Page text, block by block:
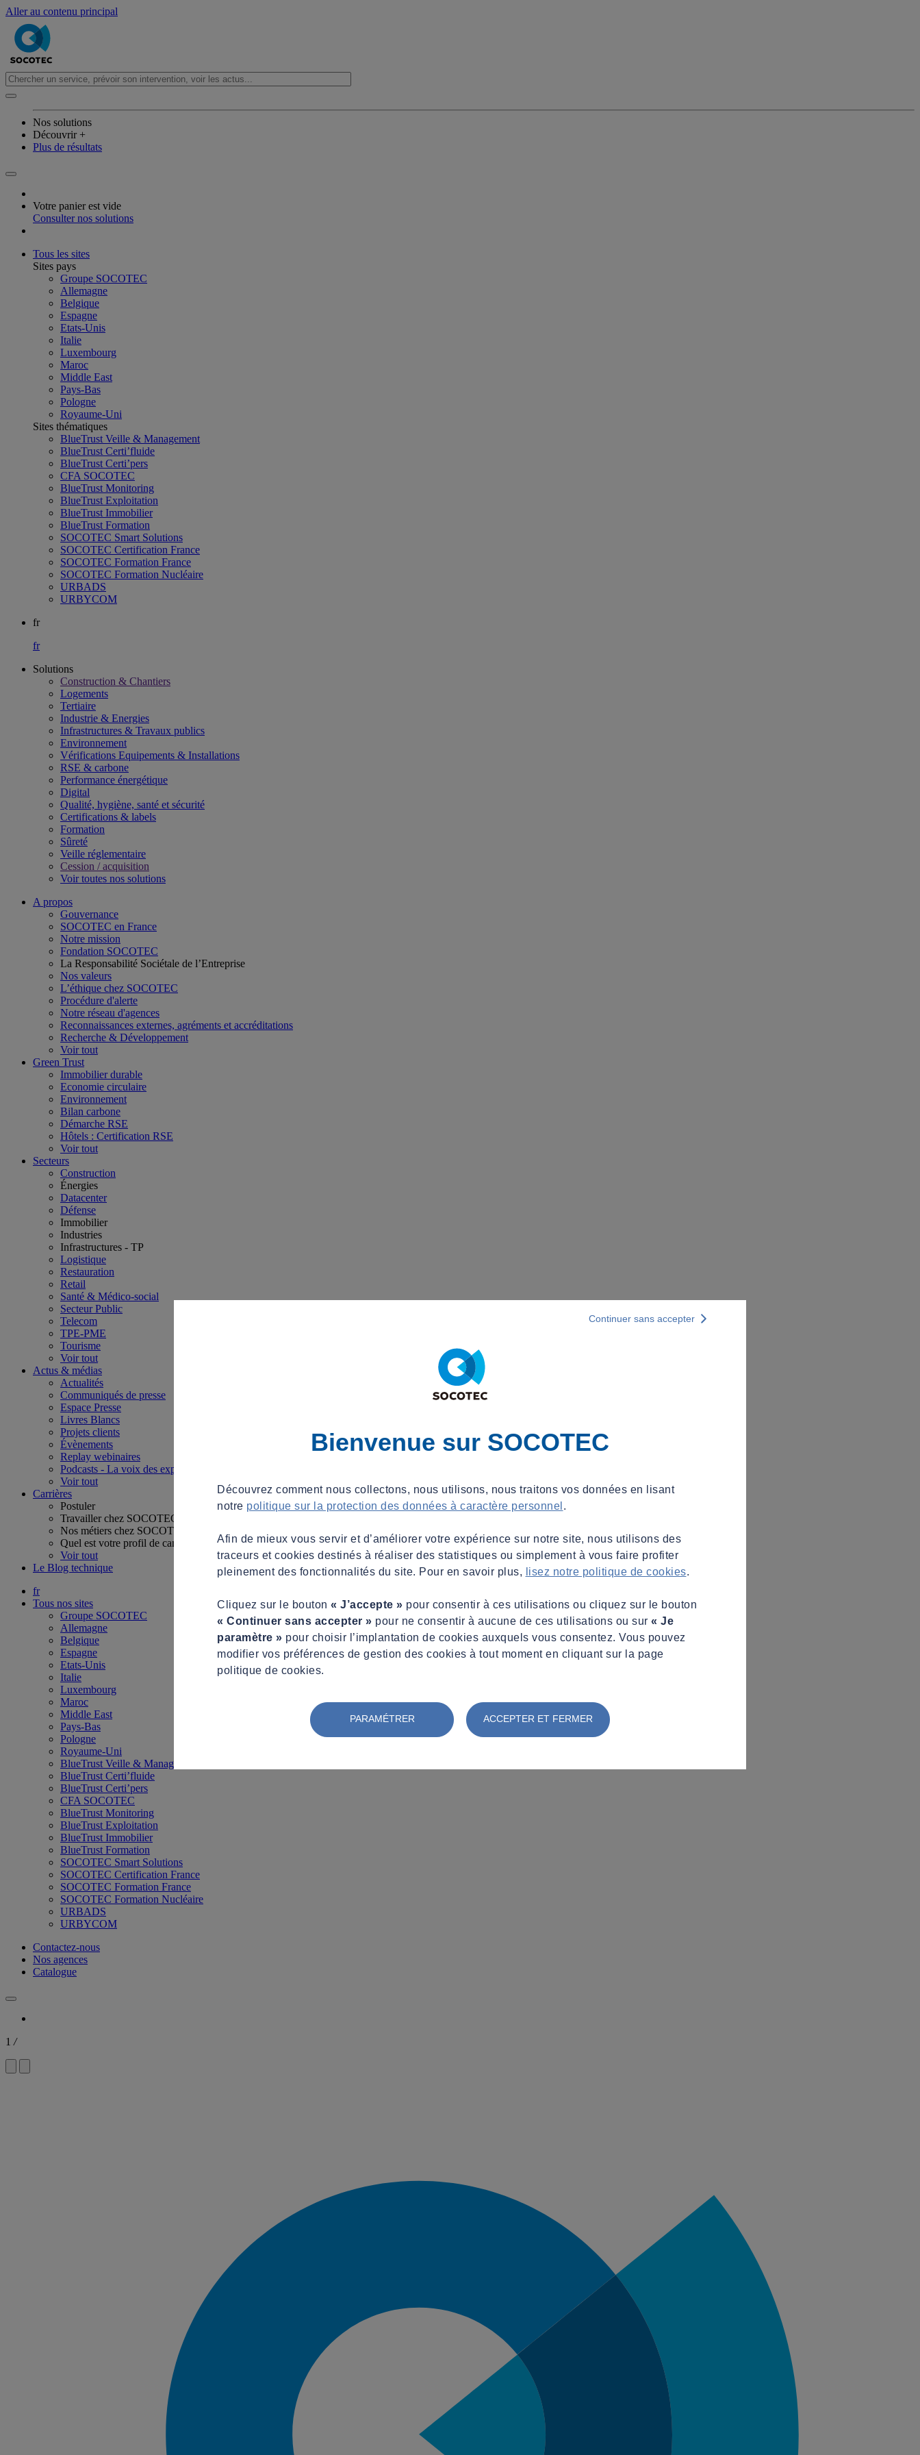
Aller au contenu principal
Nos solutions
Découvrir +
Plus de résultats
Votre panier est vide
Consulter nos solutions
Tous les sites
Sites pays
Groupe SOCOTEC
Allemagne
Belgique
Espagne
Etats-Unis
Italie
Luxembourg
Maroc
Middle East
Pays-Bas
Pologne
Royaume-Uni
Sites thématiques
BlueTrust Veille & Management
BlueTrust Certi’fluide
BlueTrust Certi’pers
CFA SOCOTEC
BlueTrust Monitoring
BlueTrust Exploitation
BlueTrust Immobilier
BlueTrust Formation
SOCOTEC Smart Solutions
SOCOTEC Certification France
SOCOTEC Formation France
SOCOTEC Formation Nucléaire
URBADS
URBYCOM
fr
fr
Solutions
Construction & Chantiers
Logements
Tertiaire​
Industrie & Energies
Infrastructures & Travaux publics​
Environnement​
Vérifications Equipements & Installations​
RSE & carbone​
Performance énergétique​
Digital
Qualité, hygiène, santé et sécurité​
Certifications & labels​
Formation​
Sûreté​
Veille réglementaire
Cession / acquisition​
Voir toutes nos solutions
A propos
Gouvernance
SOCOTEC en France
Notre mission
Fondation SOCOTEC
La Responsabilité Sociétale de l’Entreprise
Nos valeurs
L’éthique chez SOCOTEC
Procédure d'alerte
Notre réseau d'agences
Reconnaissances externes, agréments et accréditations
Recherche & Développement
Voir tout
Green Trust
Immobilier durable
Economie circulaire
Environnement
Bilan carbone
Démarche RSE
Hôtels : Certification RSE
Voir tout
Secteurs
Construction
Énergies
Datacenter
Défense
Immobilier
Industries
Infrastructures - TP
Logistique
Restauration
Retail
Santé & Médico-social
Secteur Public
Telecom
TPE-PME
Tourisme
Voir tout
Actus & médias
Actualités
Communiqués de presse
Espace Presse
Livres Blancs
Projets clients
Évènements
Replay webinaires
Podcasts - La voix des experts
Voir tout
Carrières
Postuler
Travailler chez SOCOTEC
Nos métiers chez SOCOTEC
Quel est votre profil de candidat ?
Voir tout
Le Blog technique
fr
Tous nos sites
Groupe SOCOTEC
Allemagne
Belgique
Espagne
Etats-Unis
Italie
Luxembourg
Maroc
Middle East
Pays-Bas
Pologne
Royaume-Uni
BlueTrust Veille & Management
BlueTrust Certi’fluide
BlueTrust Certi’pers
CFA SOCOTEC
BlueTrust Monitoring
BlueTrust Exploitation
BlueTrust Immobilier
BlueTrust Formation
SOCOTEC Smart Solutions
SOCOTEC Certification France
SOCOTEC Formation France
SOCOTEC Formation Nucléaire
URBADS
URBYCOM
Contactez-nous
Nos agences
Catalogue
1 /
Bienvenue sur SOCOTEC
Découvrez comment nous collectons, nous utilisons, nous traitons vos données en lisant
notre politique sur la protection des données à caractère personnel .
Afin de mieux vous servir et d’améliorer votre expérience sur notre site, nous utilisons des
traceurs et cookies destinés à réaliser des statistiques ou simplement à vous faire profiter
pleinement des fonctionnalités du site. Pour en savoir plus,
lisez notre politique de cookies.
Cliquez sur le bouton « J’accepte » pour consentir à ces utilisations ou cliquez sur le bouton
« Continuer sans accepter » pour ne consentir à aucune de ces utilisations ou sur « Je
paramètre » pour choisir l’implantation de cookies auxquels vous consentez. Vous pouvez
modifier vos préférences de gestion des cookies à tout moment en cliquant sur la page
politique de cookies.
PARAMÉTRER ACCEPTER ET FERMER
Continuer sans accepter